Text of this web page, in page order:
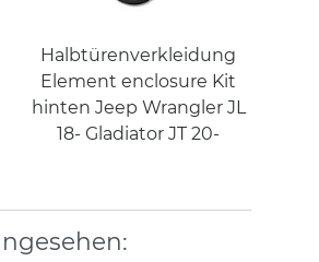
Halbtürenverkleidung
Element enclosure Kit
hinten Jeep Wrangler JL
18- Gladiator JT 20-